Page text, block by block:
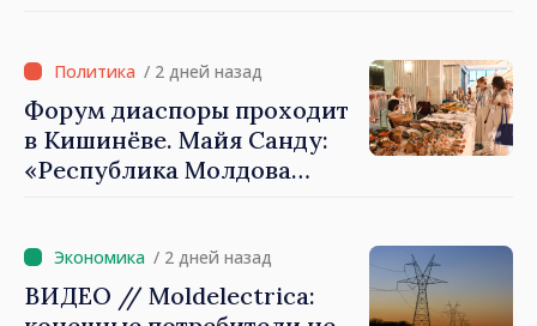
Красного Креста в
Молдове
/ 2 дней назад
Форум диаспоры проходит
в Кишинёве. Майя Санду:
«Республика Молдова
диаспора может сыграть
важную роль в
продвижении и поддержке
/ 2 дней назад
ВИДЕО // Moldelectrica: